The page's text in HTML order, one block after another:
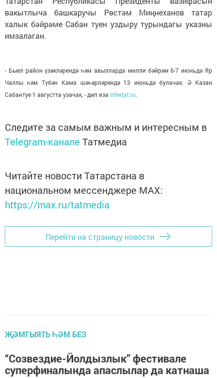
вакытлыча башкаручы Рөстәм Миңнеханов татар
халык бәйрәме Сабан туен уздыру турындагы указны
имзалаган.
- Быел район үзәкләрендә һәм авылларда милли бәйрәм 6-7 июньдә Яр
Чаллы һәм Түбән Кама шәһәрләрендә 13 июньдә булачак. Ә Казан
Сабантуе 1 августта узачак, -дип яза intertat.ru.
Следите за самым важным и интересным в
Telegram-канале Татмедиа
Читайте новости Татарстана в
национальном мессенджере MАХ:
https://max.ru/tatmedia
Перейти на страницу новости
ҖӘМГЫЯТЬ ҺӘМ БЕЗ
“Созвездие-Йолдызлык” фестивале
суперфиналында апаслылар да катнаша